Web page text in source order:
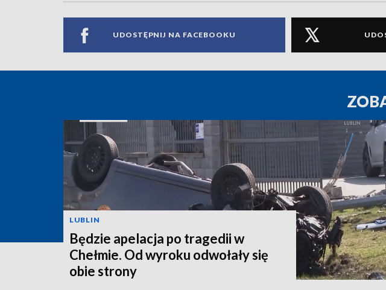
UDOSTĘPNIJ NA FACEBOOKU
LUBLIN
Będzie apelacja po tragedii w
Chełmie. Od wyroku odwołały się
obie strony